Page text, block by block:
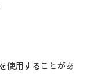
使用することがあ